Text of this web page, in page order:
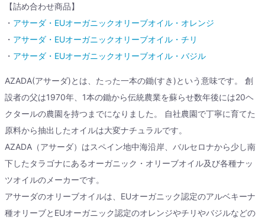
【詰め合わせ商品】
・ アサーダ・EUオーガニックオリーブオイル・オレンジ
・ アサーダ・EUオーガニックオリーブオイル・チリ
・ アサーダ・EUオーガニックオリーブオイル・バジル
AZADA(アサーダ)とは、たった一本の鋤(すき)という意味です。 創
設者の父は1970年、1本の鋤から伝統農業を蘇らせ数年後には20ヘ
クタールの農園を持つまでになりました。 自社農園で丁寧に育てた
原料から抽出したオイルは大変ナチュラルです。
AZADA（アサーダ）はスペイン地中海沿岸、バルセロナから少し南
下したタラゴナにあるオーガニック・オリーブオイル及び各種ナッ
ツオイルのメーカーです。
アサーダのオリーブオイルは、EUオーガニック認定のアルベキーナ
種オリーブとEUオーガニック認定のオレンジやチリやバジルなどの